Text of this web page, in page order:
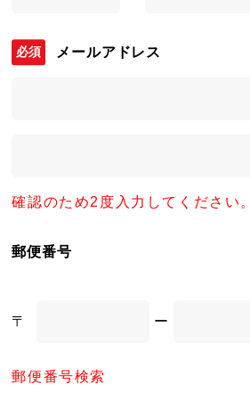
メールアドレス
確認のため2度入力してください。
郵便番号
〒 ー
郵便番号検索